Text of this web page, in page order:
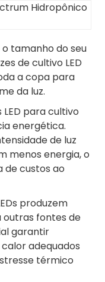
tamanho do seu
de cultivo LED
a copa para
da luz.
LED para cultivo
energética.
de luz
menos energia, o
de custos ao
produzem
fontes de
garantir
adequados
térmico